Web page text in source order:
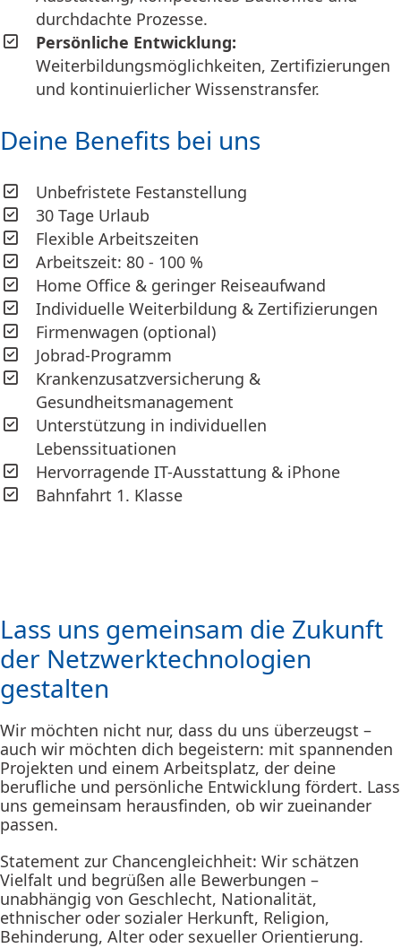
durchdachte Prozesse.
Persönliche Entwicklung:
Weiterbildungsmöglichkeiten, Zertifizierungen
und kontinuierlicher Wissenstransfer.
Deine Benefits bei uns
Unbefristete Festanstellung
30 Tage Urlaub
Flexible Arbeitszeiten
Arbeitszeit: 80 - 100 %
Home Office & geringer Reiseaufwand
Individuelle Weiterbildung & Zertifizierungen
Firmenwagen (optional)
Jobrad-Programm
Krankenzusatzversicherung &
Gesundheitsmanagement
Unterstützung in individuellen
Lebenssituationen
Hervorragende IT-Ausstattung & iPhone
Bahnfahrt 1. Klasse
Lass uns gemeinsam die Zukunft
der Netzwerktechnologien
gestalten
Wir möchten nicht nur, dass du uns überzeugst –
auch wir möchten dich begeistern: mit spannenden
Projekten und einem Arbeitsplatz, der deine
berufliche und persönliche Entwicklung fördert. Lass
uns gemeinsam herausfinden, ob wir zueinander
passen.
Statement zur Chancengleichheit: Wir schätzen
Vielfalt und begrüßen alle Bewerbungen –
unabhängig von Geschlecht, Nationalität,
ethnischer oder sozialer Herkunft, Religion,
Behinderung, Alter oder sexueller Orientierung.